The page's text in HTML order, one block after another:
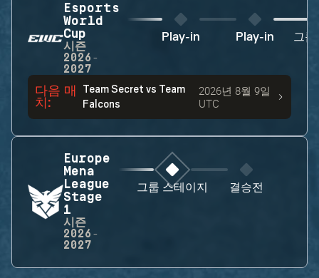
Esports
World
Cup
시즌
2026-
2027
Play-in Play-in 그
다음 매
치:
Team Secret vs Team
Falcons
2026년 8월 9일
UTC
Europe
Mena
League
Stage
1
시즌
2026-
2027
그룹 스테이지 결승전